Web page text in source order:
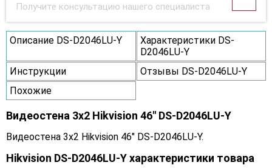
Получите консультацию нашего специалиста
Описание DS-D2046LU-Y
Характеристики DS-
D2046LU-Y
Инструкции
Отзывы DS-D2046LU-Y
Похожие
Видеостена 3x2 Hikvision 46" DS-D2046LU-Y
Видеостена 3x2 Hikvision 46" DS-D2046LU-Y.
Hikvision DS-D2046LU-Y характеристики товара